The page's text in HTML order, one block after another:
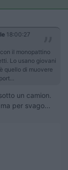
18:00:27
il monopattino
Lo usano giovani
quello di muovere
un camion.
per svago...